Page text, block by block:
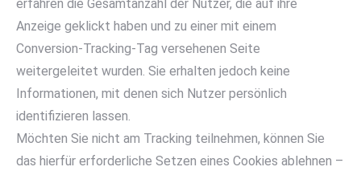
erfahren die Gesamtanzahl der Nutzer, die auf ihre
Anzeige geklickt haben und zu einer mit einem
Conversion-Tracking-Tag versehenen Seite
weitergeleitet wurden. Sie erhalten jedoch keine
Informationen, mit denen sich Nutzer persönlich
identifizieren lassen.
Möchten Sie nicht am Tracking teilnehmen, können Sie
das hierfür erforderliche Setzen eines Cookies ablehnen –